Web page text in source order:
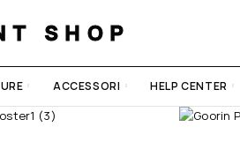
SHOP
ACCESSORI HELP CENTER